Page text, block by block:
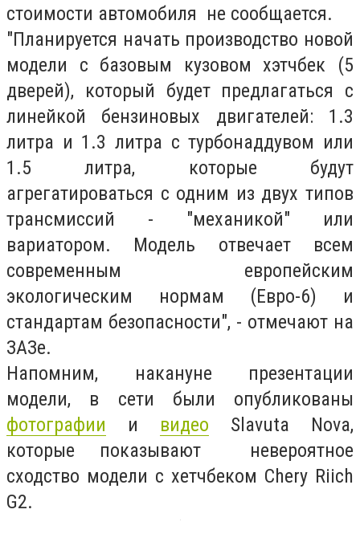
стоимости автомобиля не сообщается.
"Планируется начать производство новой
модели с базовым кузовом хэтчбек (5
дверей), который будет предлагаться с
линейкой бензиновых двигателей: 1.3
литра и 1.3 литра с турбонаддувом или
1.5 литра, которые будут
агрегатироваться с одним из двух типов
трансмиссий - "механикой" или
вариатором. Модель отвечает всем
современным европейским
экологическим нормам (Евро-6) и
стандартам безопасности", - отмечают на
ЗАЗе.
Напомним, накануне презентации
модели, в сети были опубликованы
фотографии и видео Slavuta Nova,
которые показывают невероятное
сходство модели с хетчбеком Chery Riich
G2.